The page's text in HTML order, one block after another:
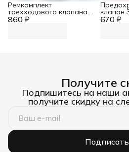
860 ₽
Ремкомплект
трехходового клапана
для котлов Demrad Atron, 670 ₽
клапан
котлов
Получите
Подпишитесь на наши
получите скидку на